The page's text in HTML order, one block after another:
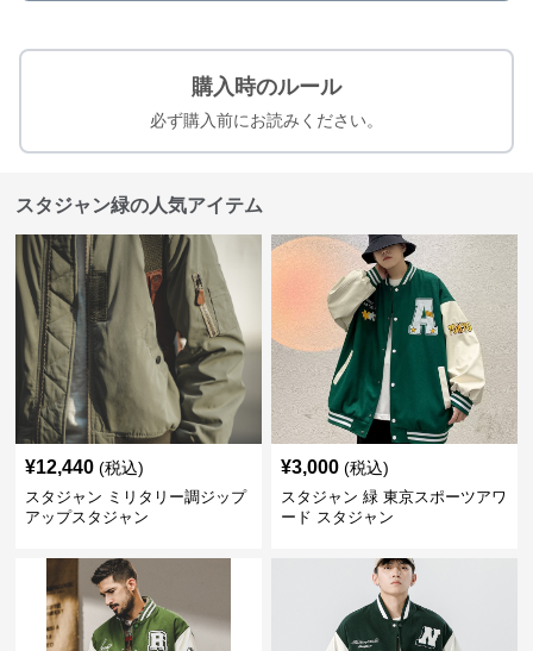
購入時のルール
必ず購入前にお読みください。
スタジャン緑の人気アイテム
¥12,440 (税込)
スタジャン ミリタリー調ジップ
アップスタジャン
¥3,000 (税込)
スタジャン 緑 東京スポーツアワ
ード スタジャン